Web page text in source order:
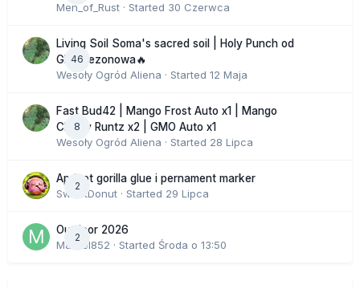
Men_of_Rust · Started 30 Czerwca
46
Living Soil Soma's sacred soil | Holy Punch od
GHS sezonowa🔥
Wesoły Ogród Aliena · Started 12 Maja
8
Fast Bud42 | Mango Frost Auto x1 | Mango
Cherry Runtz x2 | GMO Auto x1
Wesoły Ogród Aliena · Started 28 Lipca
2
Apricot gorilla glue i pernament marker
SweetDonut · Started 29 Lipca
2
Outdoor 2026
Marcel852 · Started Środa o 13:50